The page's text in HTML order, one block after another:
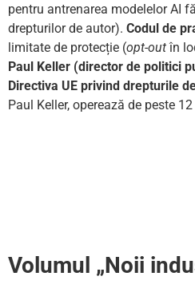
pentru antrenarea modelelor AI
drepturilor de autor). Codul de
limitate de protecție (opt-out în
Paul Keller (director de politici
Directiva UE privind drepturile
Paul Keller, operează de peste
Volumul „Noii